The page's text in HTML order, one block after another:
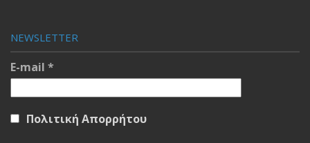
NEWSLETTER
E-mail *
Πολιτική Απορρήτου